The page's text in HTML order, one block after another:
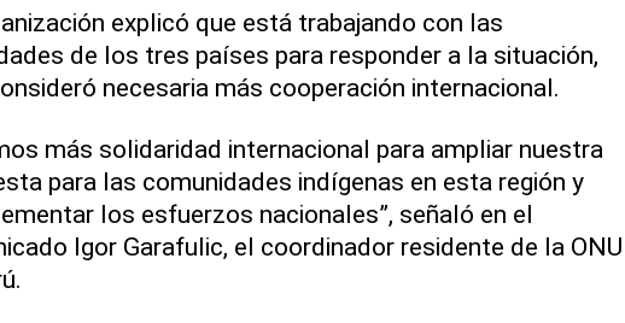
explicó que está trabajando con las
de los tres países para responder a la situación,
necesaria más cooperación internacional.
más solidaridad internacional para ampliar nuestra
para las comunidades indígenas en esta región y
los esfuerzos nacionales”, señaló en el
Igor Garafulic, el coordinador residente de la ONU